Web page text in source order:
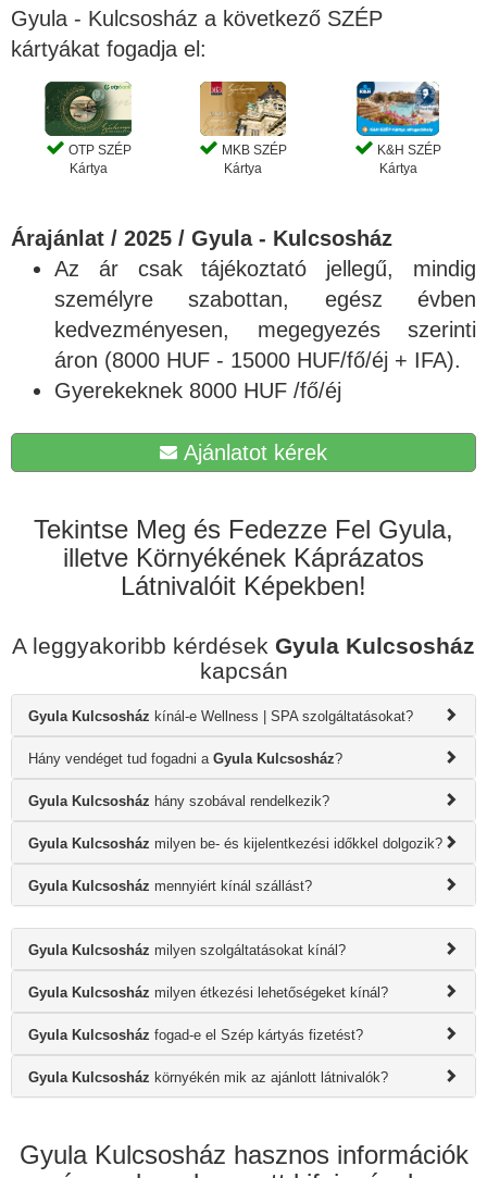
Gyula - Kulcsosház a következő SZÉP
kártyákat fogadja el:
OTP SZÉP
Kártya
MKB SZÉP
Kártya
K&H SZÉP
Kártya
Árajánlat / 2025 / Gyula - Kulcsosház
Az ár csak tájékoztató jellegű, mindig
személyre szabottan, egész évben
kedvezményesen, megegyezés szerinti
áron (8000 HUF - 15000 HUF/fő/éj + IFA).
Gyerekeknek 8000 HUF /fő/éj
Ajánlatot kérek
Tekintse Meg és Fedezze Fel Gyula,
illetve Környékének Káprázatos
Látnivalóit Képekben!
A leggyakoribb kérdések Gyula Kulcsosház
kapcsán
Gyula Kulcsosház kínál-e Wellness | SPA szolgáltatásokat?
Hány vendéget tud fogadni a Gyula Kulcsosház?
Gyula Kulcsosház hány szobával rendelkezik?
Gyula Kulcsosház milyen be- és kijelentkezési időkkel dolgozik?
Gyula Kulcsosház mennyiért kínál szállást?
Gyula Kulcsosház milyen szolgáltatásokat kínál?
Gyula Kulcsosház milyen étkezési lehetőségeket kínál?
Gyula Kulcsosház fogad-e el Szép kártyás fizetést?
Gyula Kulcsosház környékén mik az ajánlott látnivalók?
Gyula Kulcsosház hasznos információk